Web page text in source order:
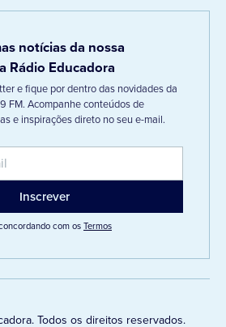
notícias da nossa
Rádio Educadora
e fique por dentro das novidades da
FM. Acompanhe conteúdos de
e inspirações direto no seu e-mail.
com osTermos
Todos os direitos reservados.